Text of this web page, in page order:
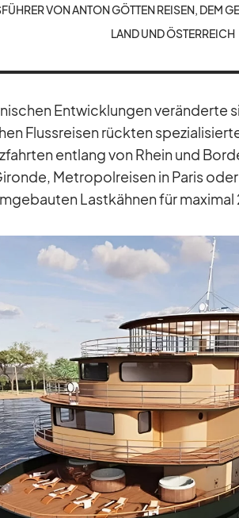
VON AN­TON GÖT­TEN REI­SEN, DEM
LAND UND ÖS­TER­REICH
Ent­wick­lun­gen ver­än­derte
Fluss­rei­sen rück­ten
ent­lang von Rhein und
Me­tro­pol­rei­sen in Pa­ris
Last­käh­nen für ma­xi­mal